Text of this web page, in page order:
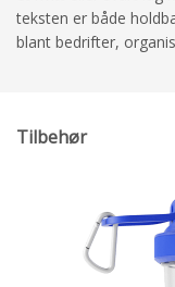
teksten er både
blant bedrifter,
Tilbehør